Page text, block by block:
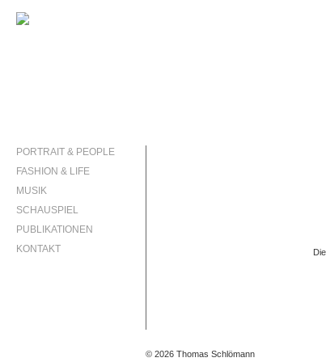
PORTRAIT & PEOPLE
FASHION & LIFE
MUSIK
SCHAUSPIEL
PUBLIKATIONEN
KONTAKT
© 2026 Thomas Schlömann